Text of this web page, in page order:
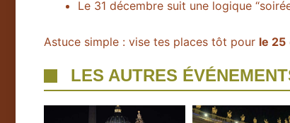
Le 31 décembre suit une logique
Astuce simple : vise tes places tôt pour le 25
LES AUTRES